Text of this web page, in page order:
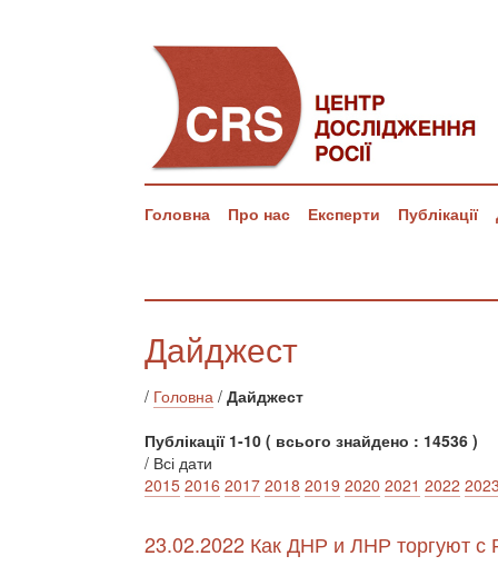
Головна Про нас Експерти Публікації
Дайджест
/ Головна / Дайджест
Публікації 1-10 ( всього знайдено : 14536 )
/ Всі дати
2015 2016 2017 2018 2019 2020 2021 2022
23.02.2022 Как ДНР и ЛНР торгуют с